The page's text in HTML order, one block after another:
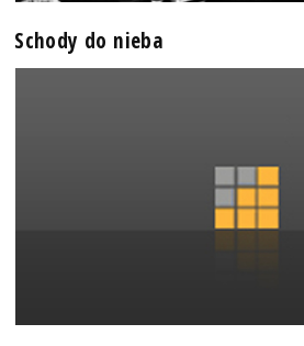
Schody do nieba